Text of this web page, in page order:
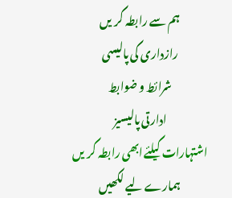
ہم سے رابطہ کریں
رازداری کی پالیسی
شرائط و ضوابط
ادارتی پالیسیز
اشتہارات کیلئے ابھی رابطہ کریں
ہمارے لیے لکھیں